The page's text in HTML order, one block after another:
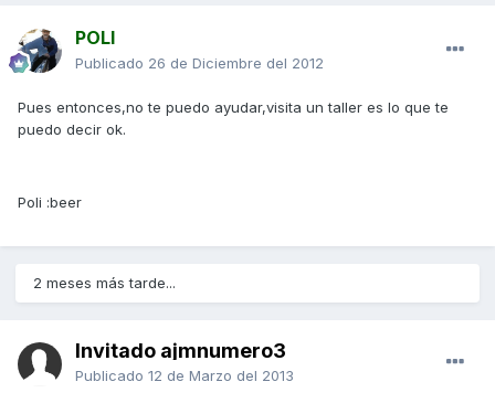
POLI
Publicado 26 de Diciembre del 2012
Pues entonces,no te puedo ayudar,visita un taller es lo que te
puedo decir ok.
Poli :beer
2 meses más tarde...
Invitado ajmnumero3
Publicado 12 de Marzo del 2013